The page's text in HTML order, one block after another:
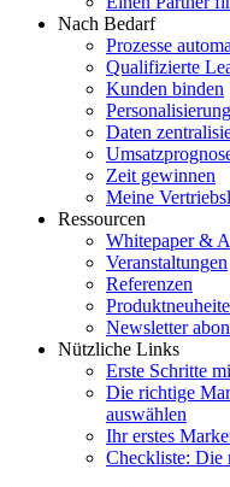
Nach Bedarf
Prozesse
Qualifizierte
Kunden binden
Daten
Zeit gewinnen
Meine
Ressourcen
Whitepaper &
Veranstaltungen
Referenzen
Newsletter
Nützliche Links
Erste Schritte
Die richtige
auswählen
Ihr erstes
Checkliste: Die